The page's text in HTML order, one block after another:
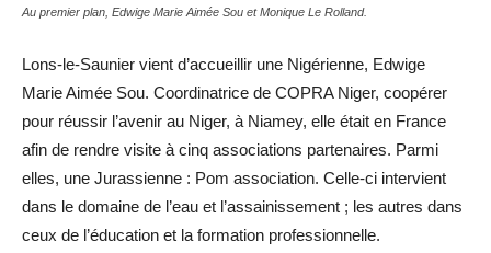
Au premier plan, Edwige Marie Aimée Sou et Monique Le Rolland.
Lons-le-Saunier vient d’accueillir une Nigérienne, Edwige
Marie Aimée Sou. Coordinatrice de COPRA Niger, coopérer
pour réussir l’avenir au Niger, à Niamey, elle était en France
afin de rendre visite à cinq associations partenaires. Parmi
elles, une Jurassienne : Pom association. Celle-ci intervient
dans le domaine de l’eau et l’assainissement ; les autres dans
ceux de l’éducation et la formation professionnelle.